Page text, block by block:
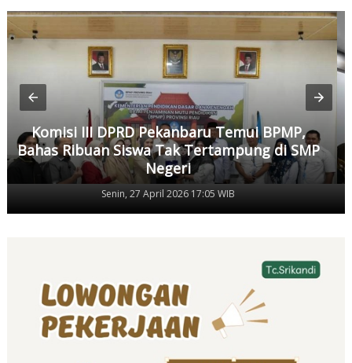
Komisi III DPRD Pekanbaru Temui BPMP,
Bahas Ribuan Siswa Tak Tertampung di SMP
Negeri
Senin, 27 April 2026 17:05 WIB